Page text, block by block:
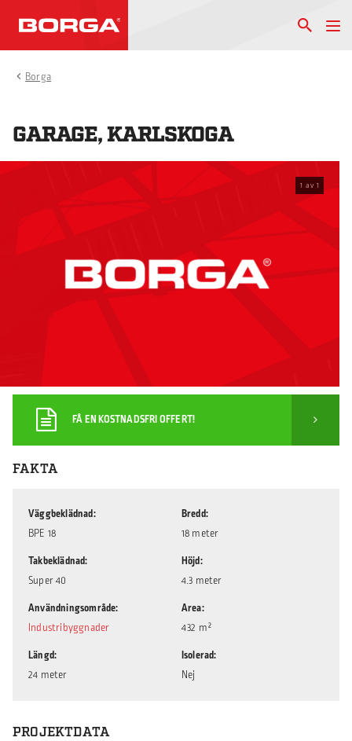
Borga
GARAGE, KARLSKOGA
1 av 1
FÅ EN KOSTNADSFRI OFFERT!
FAKTA
Väggbeklädnad
BPE 18
Takbeklädnad
Super 40
Användningsområde
Industribyggnader
Längd
24 meter
Bredd
18 meter
Höjd
4.3 meter
Area
432 m²
Isolerad
Nej
PROJEKTDATA